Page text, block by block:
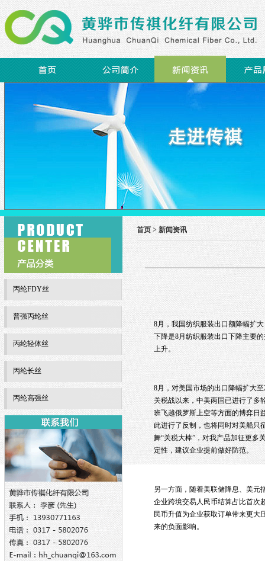
丙纶FDY丝
普强丙纶丝
丙纶轻体丝
丙纶长丝
丙纶高强丝
首页 > 新闻资讯
8月，我国纺织服装出口额降幅扩
下降是8月纺织服装出口下降主要
上升。
8月，对美国市场的出口降幅扩大
关税战以来，中美两国已进行了多
班飞越俄罗斯上空等方面的博弈日
此进行了反制，也将同时对美船只
舞“关税大棒”，对我产品加征更多
定性，建议企业提前做好防范。
另一方面，随着美联储降息、美元
企业跨境交易人民币结算占比首次
民币升值为企业获取订单带来更大
来的负面影响。